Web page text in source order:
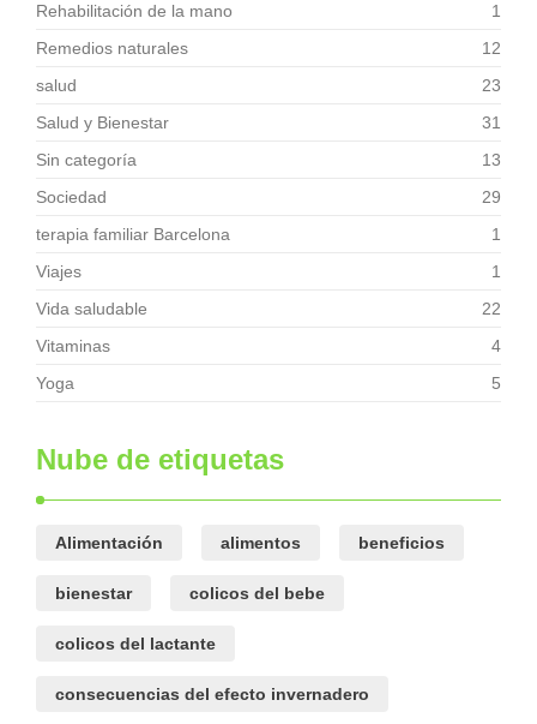
Rehabilitación de la mano
1
Remedios naturales
12
salud
23
Salud y Bienestar
31
Sin categoría
13
Sociedad
29
terapia familiar Barcelona
1
Viajes
1
Vida saludable
22
Vitaminas
4
Yoga
5
Nube de etiquetas
Alimentación alimentos beneficios
bienestar colicos del bebe
colicos del lactante
consecuencias del efecto invernadero